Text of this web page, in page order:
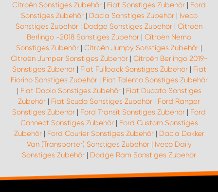
Citroën Sonstiges Zubehör | Fiat Sonstiges Zubehör | Ford
Sonstiges Zubehör| Dacia Sonstiges Zubehör| Iveco
Sonstiges Zubehör | Dodge Sonstiges Zubehör | Citroën
Berlingo -2018 Sonstiges Zubehör | Citroën Nemo
Sonstiges Zubehör | Citroën Jumpy Sonstiges Zubehör |
Citroën Jumper Sonstiges Zubehör| Citroën Berlingo 2019-
Sonstiges Zubehör| Fiat Fullback Sonstiges Zubehör| Fiat
Fiorino Sonstiges Zubehör| Fiat Talento Sonstiges Zubehör
| Fiat Doblo Sonstiges Zubehör| Fiat Ducato Sonstiges
Zubehör | Fiat Scudo Sonstiges Zubehör | Ford Ranger
Sonstiges Zubehör | Ford Transit Sonstiges Zubehör | Ford
Connect Sonstiges Zubehör| Ford Custom Sonstiges
Zubehör| Ford Courier Sonstiges Zubehör| Dacia Dokker
Van (Transporter) Sonstiges Zubehör| Iveco Daily
Sonstiges Zubehör | Dodge Ram Sonstiges Zubehör